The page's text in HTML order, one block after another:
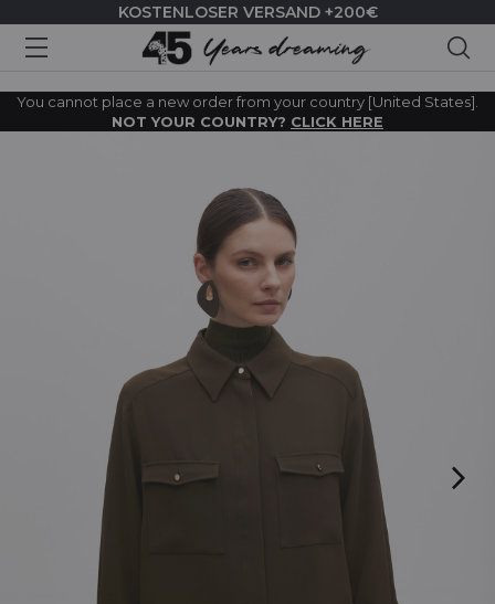
KOSTENLOSER VERSAND +200€
You cannot place a new order from your country [United States].
NOT YOUR COUNTRY? CLICK HERE